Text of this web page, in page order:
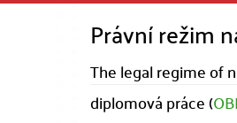
Právní režim
The legal regime of
diplomová práce (